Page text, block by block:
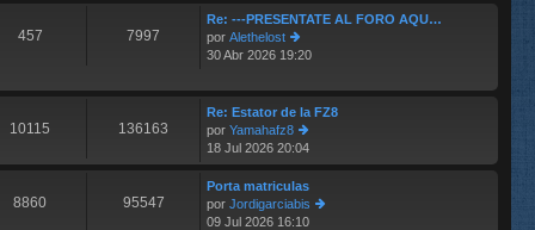
457 7997
Re: ---PRESENTATE AL FORO AQU…
por Alethelost
er
im
o
m
e
n
s
aj
e
30 Abr 2026 19:20
10115 136163
Re: Estator de la FZ8
por Yamahafz8
er
últ
im
o
m
18 Jul 2026 20:04
8860 95547
Porta matriculas
por Jordigarciabis
09 Jul 2026 16:10